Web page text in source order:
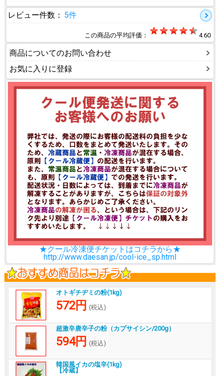
レビュー件数： 5件
この商品の平均評価： 4.60
商品についてのお問い合わせ
お気に入りに登録
★クール冷凍便チケットはコチラから★
http://www.daesan.jp/cool-ice_sp.html
オトギチヂミの粉(1kg)
572円 (税込)
超激辛唐辛子の粉（カプサイシン/200g）
594円 (税込)
韓国風イカの塩辛(1kg)
【冷蔵】